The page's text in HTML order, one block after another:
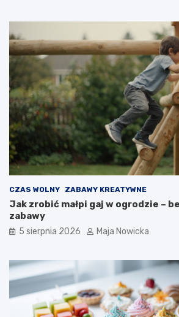
CZAS WOLNY ZABAWY KREATYWNE
Jak zrobić małpi gaj w ogrodzie –
zabawy
5 sierpnia 2026 Maja Nowicka